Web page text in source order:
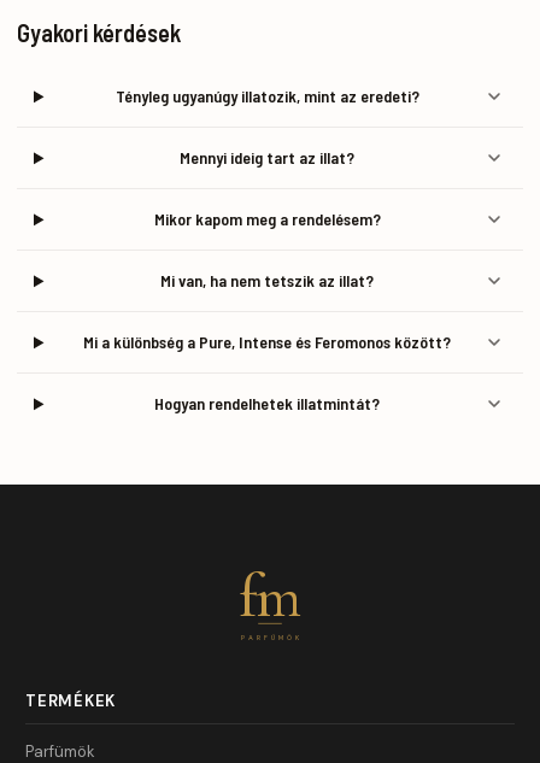
Gyakori kérdések
Tényleg ugyanúgy illatozik, mint az eredeti?
Mennyi ideig tart az illat?
Mikor kapom meg a rendelésem?
Mi van, ha nem tetszik az illat?
Mi a különbség a Pure, Intense és Feromonos között?
Hogyan rendelhetek illatmintát?
fm
PARFÜMÖK
TERMÉKEK
Parfümök